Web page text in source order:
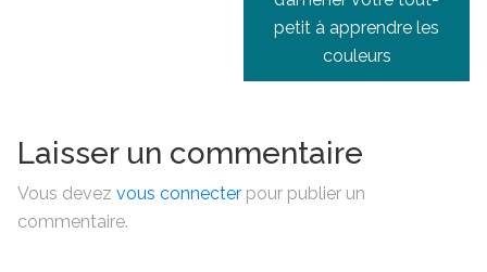
petit à apprendre les
couleurs
Laisser un commentaire
Vous devez vous connecter pour publier un
commentaire.